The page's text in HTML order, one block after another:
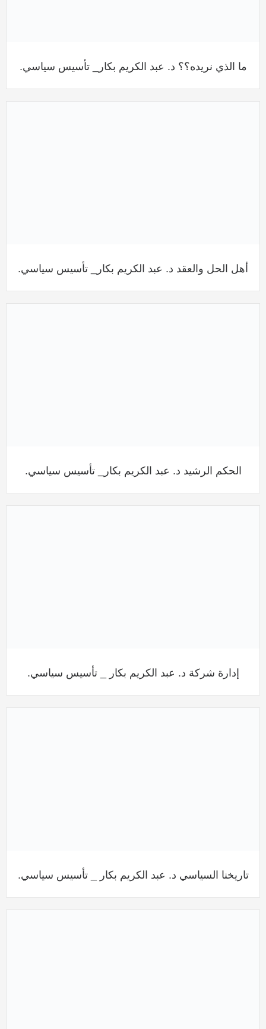
ما الذي نريده؟؟ د. عبد الكريم بكار_ تأسيس سياسي.
أهل الحل والعقد د. عبد الكريم بكار_ تأسيس سياسي.
الحكم الرشيد د. عبد الكريم بكار_ تأسيس سياسي.
إدارة شركة د. عبد الكريم بكار _ تأسيس سياسي.
تاريخنا السياسي د. عبد الكريم بكار _ تأسيس سياسي.